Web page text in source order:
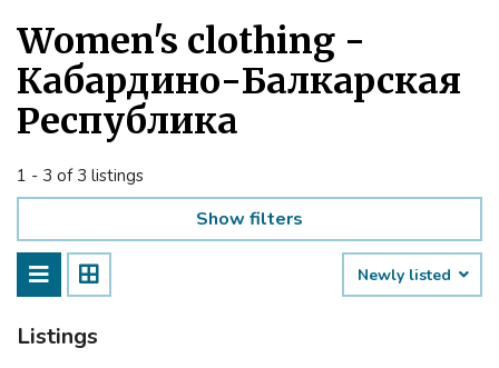
Women's clothing -
Кабардино-Балкарская
Республика
1 - 3 of 3 listings
Show filters
Newly listed
Listings